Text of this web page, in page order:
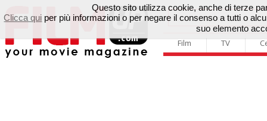
Film TV
Questo sito utilizza cookie, anche di terze
Clicca qui per più informazioni o per negare il consenso a tutti o
suo elemento